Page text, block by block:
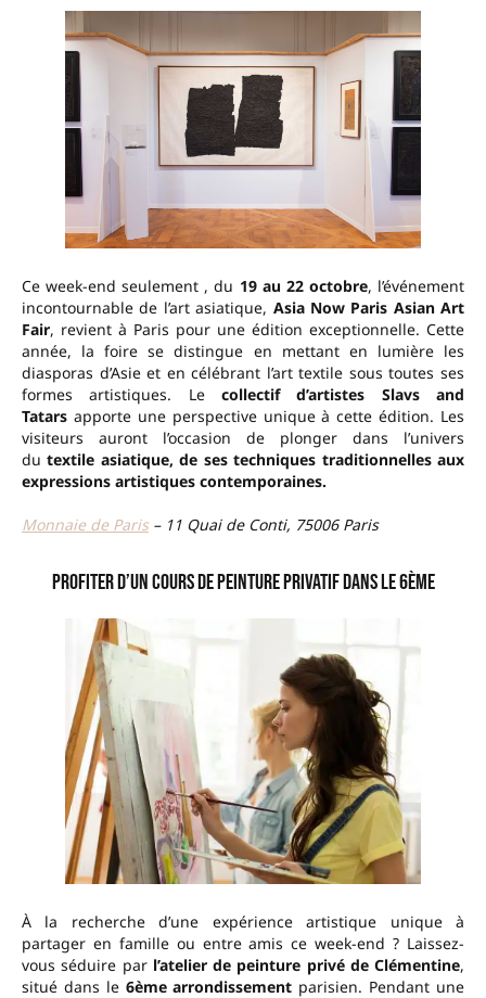
Ce week-end seulement , du 19 au 22 octobre, l’événement
incontournable de l’art asiatique, Asia Now Paris Asian Art
Fair, revient à Paris pour une édition exceptionnelle. Cette
année, la foire se distingue en mettant en lumière les
diasporas d’Asie et en célébrant l’art textile sous toutes ses
formes artistiques. Le collectif d’artistes Slavs and
Tatars apporte une perspective unique à cette édition. Les
visiteurs auront l’occasion de plonger dans l’univers
dutextile asiatique, de ses techniques traditionnelles aux
expressions artistiques contemporaines.
Monnaie de Paris – 11 Quai de Conti, 75006 Paris
Profiter d’un cours de peinture privatif dans le 6ème
À la recherche d’une expérience artistique unique à
partager en famille ou entre amis ce week-end ? Laissez-
vous séduire par l’atelier de peinture privé de Clémentine,
situé dans le6ème arrondissement parisien. Pendant une